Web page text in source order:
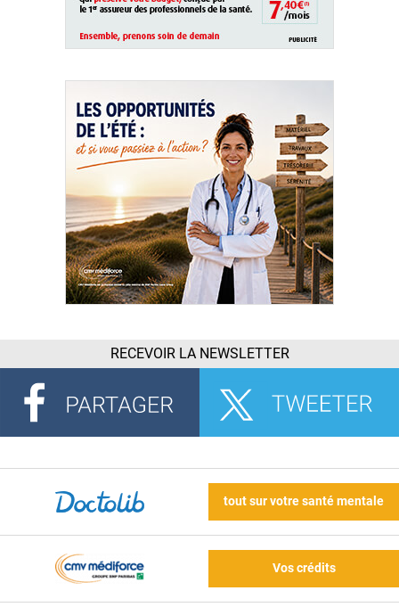
RECEVOIR LA NEWSLETTER
tout sur votre santé mentale
Vos crédits